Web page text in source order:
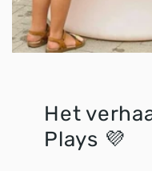
Het
Plays 💜